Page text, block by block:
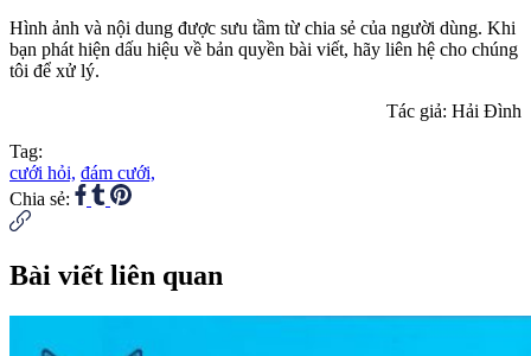
Hình ảnh và nội dung được sưu tầm từ chia sẻ của người dùng. Khi
bạn phát hiện dấu hiệu về bản quyền bài viết, hãy liên hệ cho chúng
tôi để xử lý.
Tác giả: Hải Đình
Tag:
cưới hỏi, đám cưới,
Chia sẻ:
Bài viết liên quan